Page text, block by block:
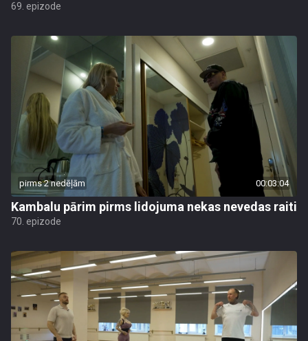
69. epizode
pirms 2 nedēļām 00:03:04
Kambalu pārim pirms lidojuma nekas nevedas raiti
70. epizode